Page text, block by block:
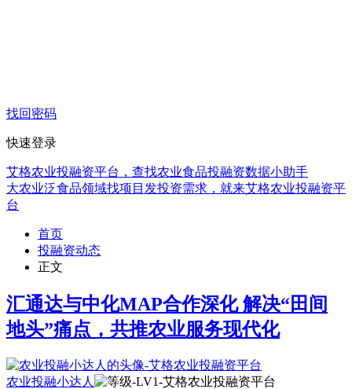
找回密码
快速登录
艾格农业投融资平台，查找农业食品投融资数据小助手
大农业泛食品领域找项目发投资需求，就来艾格农业投融资平
台
首页
投融资动态
正文
汇通达与中化MAP合作深化 解决“田间
地头”痛点，共推农业服务现代化
农业投融小达人